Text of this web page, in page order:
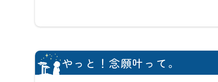
やっと！念願叶って。